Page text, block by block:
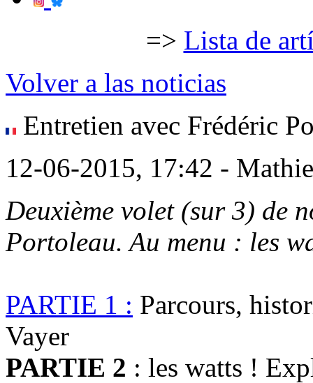
=> Lista de
Volver a las noticias
Entretien avec Frédéric
12-06-2015, 17:42 -
Deuxième volet (sur 3) de
Portoleau. Au menu : les
PARTIE 1 : Parcours,
Vayer
PARTIE 2 : les watts !